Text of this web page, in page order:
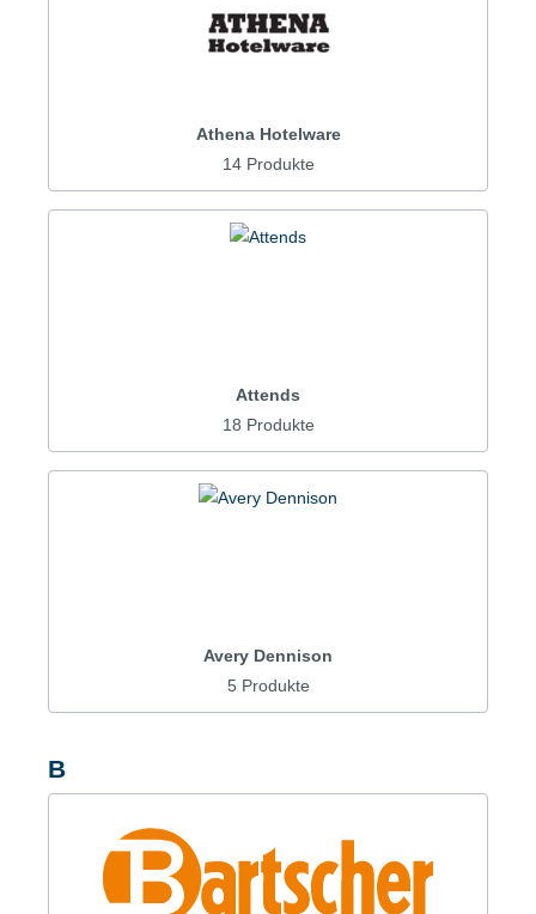
Athena Hotelware
14 Produkte
Attends
18 Produkte
Avery Dennison
5 Produkte
B